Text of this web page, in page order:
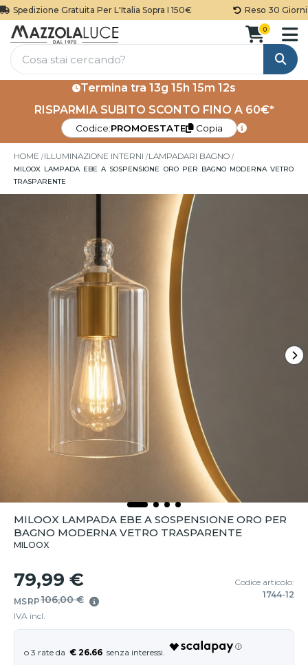
Spedizione Gratuita Per L'Italia Sopra I 150€ Reso 30 Giorni
Cerca
0
Termina tra 13g 15h 15m 12s
RISPARMIA SUBITO SCONTO FINO A 60€*
Codice:PROMOESTATE Copia
HOME ILLUMINAZIONE INTERNI LAMPADARI BAGNO
MILOOX LAMPADA EBE A SOSPENSIONE ORO PER BAGNO MODERNA VETRO
TRASPARENTE
MILOOX LAMPADA EBE A SOSPENSIONE ORO PER
BAGNO MODERNA VETRO TRASPARENTE
MILOOX
79,99 €
MSRP106,00 €
IVA incl.
Codice articolo:
1744-12
€ 26.66